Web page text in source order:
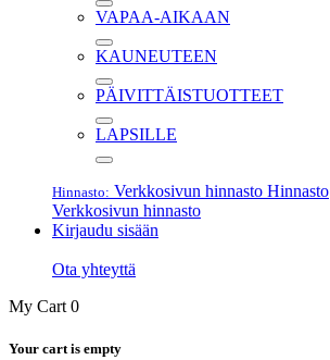
VAPAA-AIKAAN
KAUNEUTEEN
PÄIVITTÄISTUOTTEET
LAPSILLE
Hinnasto: Verkkosivun hinnasto Hinnasto
Verkkosivun hinnasto
Kirjaudu sisään
Ota yhteyttä
My Cart 0
Your cart is empty